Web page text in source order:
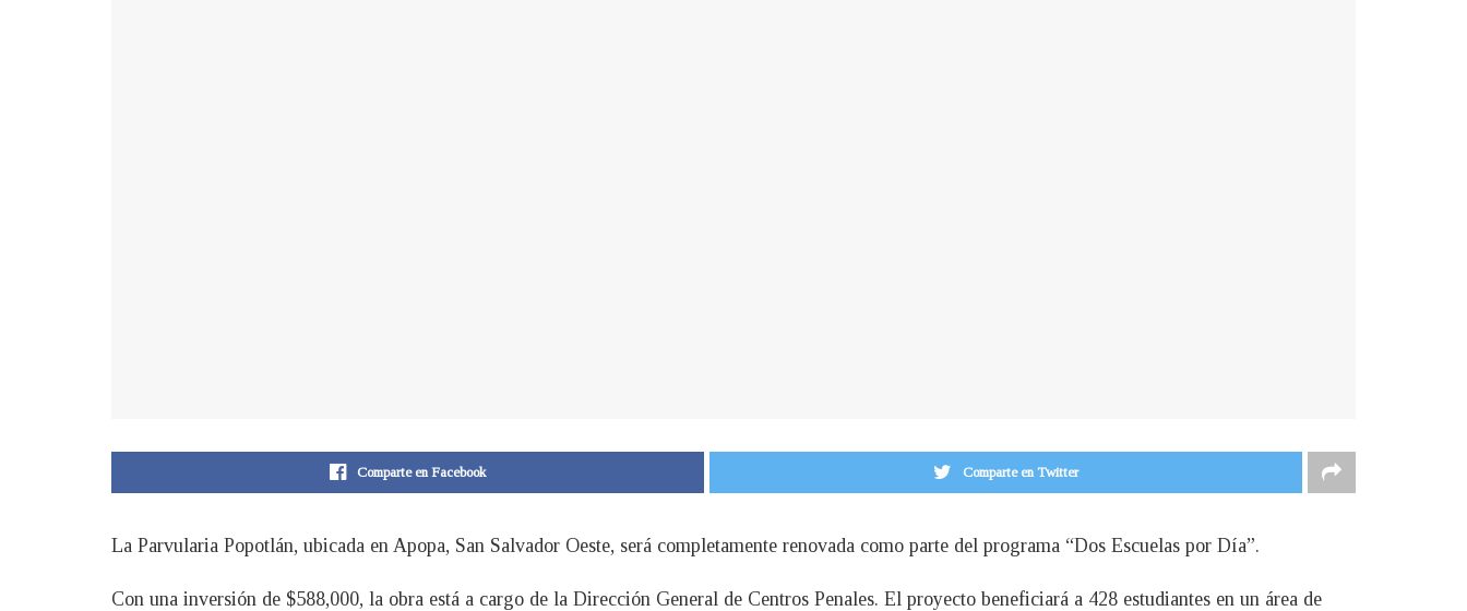
Comparte en Facebook Comparte en Twitter
La Parvularia Popotlán, ubicada en Apopa, San Salvador Oeste, será completamente renovada como parte del programa “Dos Escuelas por Día”.
Con una inversión de $588,000, la obra está a cargo de la Dirección General de Centros Penales. El proyecto beneficiará a 428 estudiantes en un área de